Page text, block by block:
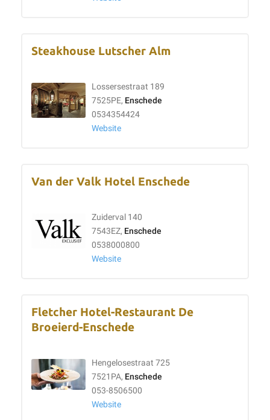
Steakhouse Lutscher Alm
Lossersestraat 189
7525PE, Enschede
0534354424
Website
Van der Valk Hotel Enschede
Zuiderval 140
7543EZ, Enschede
0538000800
Website
Fletcher Hotel-Restaurant De
Broeierd-Enschede
Hengelosestraat 725
7521PA, Enschede
053-8506500
Website